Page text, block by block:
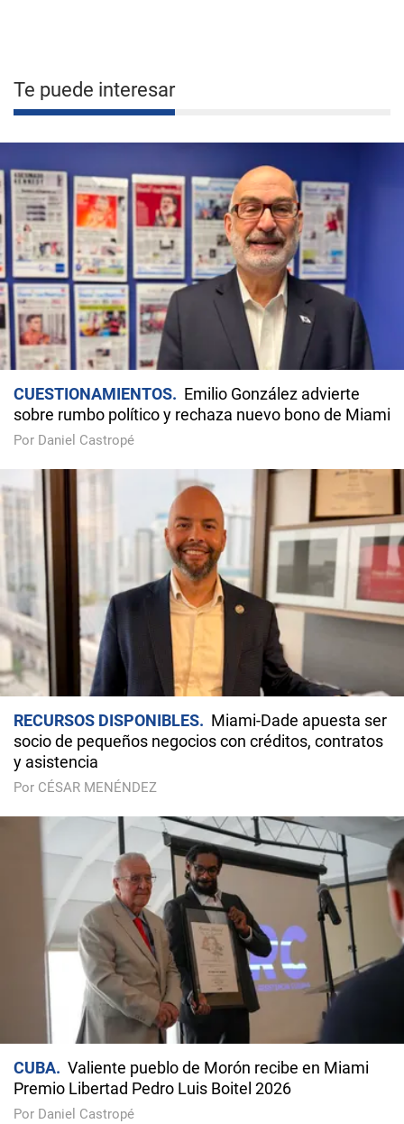
Te puede interesar
CUESTIONAMIENTOS
Emilio González advierte
sobre rumbo político y rechaza nuevo bono de Miami
Por Daniel Castropé
RECURSOS DISPONIBLES
Miami-Dade apuesta ser
socio de pequeños negocios con créditos, contratos
y asistencia
Por CÉSAR MENÉNDEZ
CUBA
Valiente pueblo de Morón recibe en Miami
Premio Libertad Pedro Luis Boitel 2026
Por Daniel Castropé